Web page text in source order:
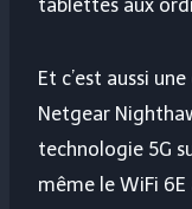
tablettes aux
Et c’est aussi
Netgear
technologie 5G
même le WiFi